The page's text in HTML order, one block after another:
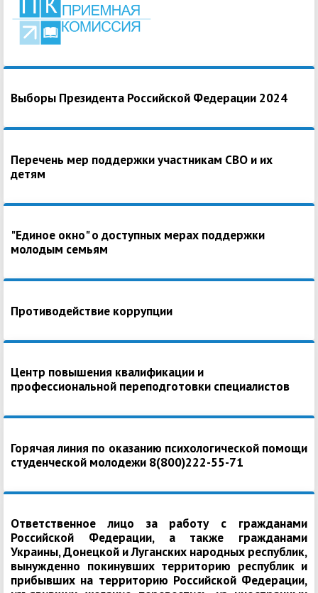
Выборы Президента Российской Федерации 2024
Перечень мер поддержки участникам СВО и их
детям
"Единое окно" о доступных мерах поддержки
молодым семьям
Противодействие коррупции
Центр повышения квалификации и
профессиональной переподготовки специалистов
Горячая линия по оказанию психологической помощи
студенческой молодежи 8(800)222-55-71
Ответственное лицо за работу с гражданами
Российской Федерации, а также гражданами
Украины, Донецкой и Луганских народных республик,
вынужденно покинувших территорию республик и
прибывших на территорию Российской Федерации,